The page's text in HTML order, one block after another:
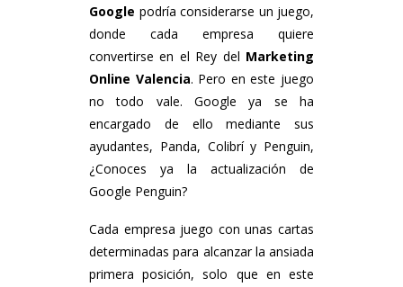
Google podría considerarse un juego,
donde cada empresa quiere
convertirse en el Rey del Marketing
Online Valencia. Pero en este juego
no todo vale. Google ya se ha
encargado de ello mediante sus
ayudantes, Panda, Colibrí y Penguin,
¿Conoces ya la actualización de
Google Penguin?
Cada empresa juego con unas cartas
determinadas para alcanzar la ansiada
primera posición, solo que en este